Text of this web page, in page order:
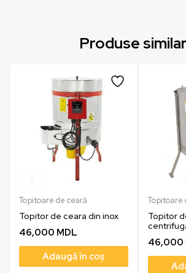
Produse
Topitoare de ceară
Topitor de ceara din inox
46,000 MDL
Adaugă în coș
Topitoare
Topitor
46,000